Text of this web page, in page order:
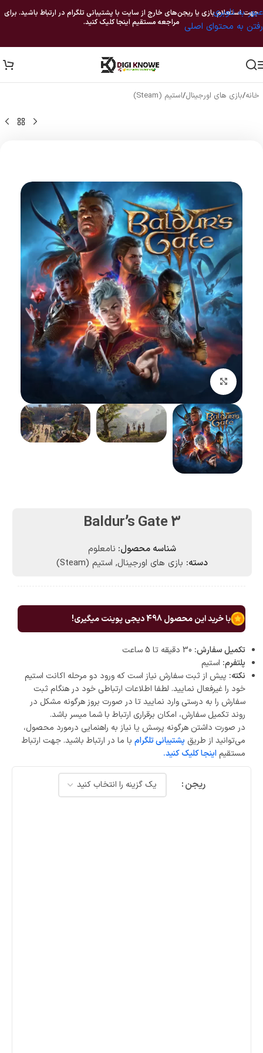
عبور به ناوبری
رفتن به محتوای اصلی
جهت استعلام بازی یا ریجن‌های خارج از سایت با پشتیبانی تلگرام در ارتباط باشید. برای
مراجعه مستقیم اینجا کلیک کنید.
خانه/بازی های اورجینال/استیم (Steam)
بزرگنمایی تصویر
Baldur’s Gate 3
شناسه محصول: نامعلوم
دسته: بازی های اورجینال, استیم (Steam)
با خرید این محصول498دیجی پوینت میگیری!
تکمیل سفارش:
پلتفرم: استیم
نکته: پیش از ثبت سفارش نیاز است که ورود دو مرحله اکانت استیم
خود را غیرفعال نمایید. لطفا اطلاعات ارتباطی خود در هنگام ثبت
سفارش را به درستی وارد نمایید تا در صورت بروز هرگونه مشکل در
روند تکمیل سفارش، امکان برقراری ارتباط با شما میسر باشد.
در صورت داشتن هرگونه پرسش یا نیاز به راهنمایی درمورد محصول،
می‌توانید از طریق پشتیبانی تلگرام با ما در ارتباط باشید. جهت ارتباط
مستقیم اینجا کلیک کنید.
ریجن